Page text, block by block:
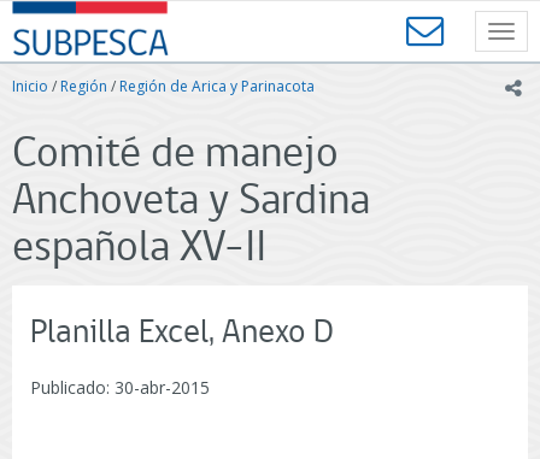
Contenido
principal
SUBPESCA
-
Subsecretaría
Acuicultura
-
de
Chile
Inicio /Región /Región de Arica y Parinacota
Comité de manejo
Anchoveta y Sardina
española XV-II
Planilla Excel, Anexo D
Publicado: 30-abr-2015